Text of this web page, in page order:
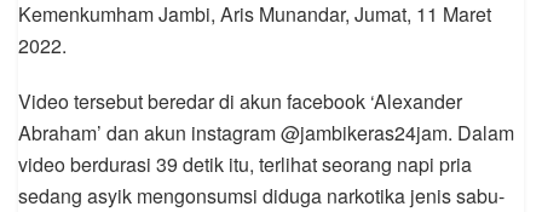
Kemenkumham Jambi, Aris Munandar, Jumat, 11 Maret
2022.
Video tersebut beredar di akun facebook ‘Alexander
Abraham’ dan akun instagram @jambikeras24jam. Dalam
video berdurasi 39 detik itu, terlihat seorang napi pria
sedang asyik mengonsumsi diduga narkotika jenis sabu-